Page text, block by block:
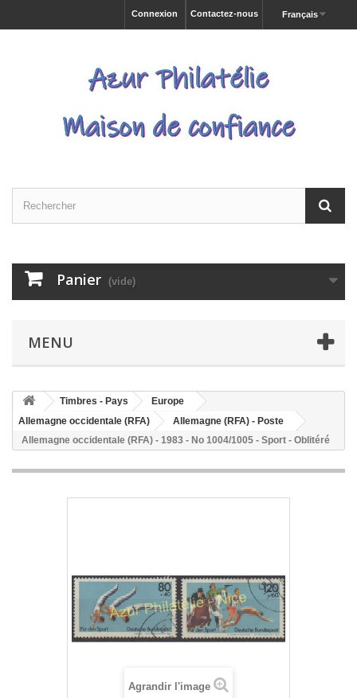
Français
Contactez-nous
Connexion
Panier (vide)
MENU
Timbres - Pays
Europe
Allemagne occidentale (RFA)
Allemagne (RFA) - Poste
Allemagne occidentale (RFA) - 1983 - No 1004/1005 - Sport - Oblitéré
Agrandir l'image